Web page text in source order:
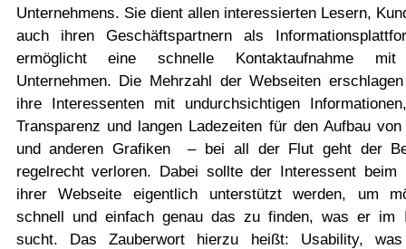
Unternehmens. Sie dient allen interessierten Lesern,
auch ihren Geschäftspartnern als
ermöglicht eine schnelle Kontaktaufnahme
Unternehmen. Die Mehrzahl der Webseiten
ihre Interessenten mit undurchsichtigen
Transparenz und langen Ladezeiten für den Aufbau
und anderen Grafiken – bei all der Flut geht der
regelrecht verloren. Dabei sollte der Interessent beim
ihrer Webseite eigentlich unterstützt werden, um
schnell und einfach genau das zu finden, was er im
sucht. Das Zauberwort hierzu heißt: Usability,